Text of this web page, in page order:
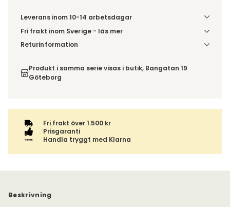
Leverans inom 10-14 arbetsdagar
Fri frakt inom Sverige - läs mer
Denna vara skickas till din port/tomtgräns. Innan leverans
ordern tillsammans.
Returinformation
order, enligt distansavtalslagen.
Produkt i samma serie visas i butik, Bangatan 19
Göteborg
Fri frakt över 1.500 kr
Prisgaranti
Handla tryggt med Klarna
Beskrivning